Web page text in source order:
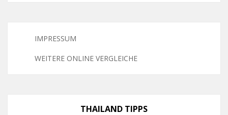
IMPRESSUM
WEITERE ONLINE VERGLEICHE
THAILAND TIPPS